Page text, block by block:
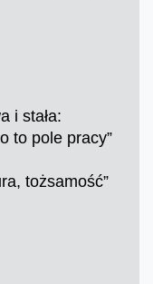
i stała:
to pole pracy”
tożsamość”